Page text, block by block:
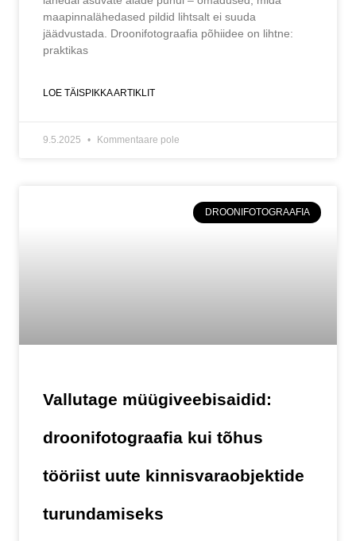
maapinnalähedased pildid lihtsalt ei suuda
jäädvustada. Droonifotograafia põhiidee on lihtne:
praktikas
LOE TÄISPIKKA ARTIKLIT
9.5.2025 Kommentaare pole
DROONIFOTOGRAAFIA
Vallutage müügiveebisaidid:
droonifotograafia kui tõhus
tööriist uute kinnisvaraobjektide
turundamiseks